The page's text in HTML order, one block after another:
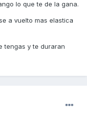
lo que te de la gana.
a vuelto mas elastica
tengas y te duraran